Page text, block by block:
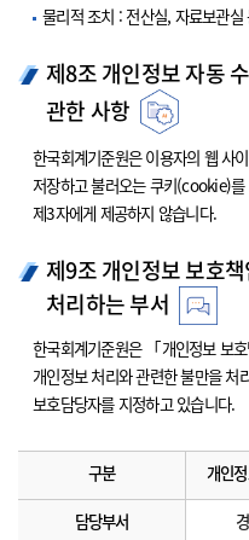
물리적 조치 : 전산실, 자료보관실
제8조 개인정보 자동
관한 사항
한국회계기준원은 이용자의 웹 사
저장하고 불러오는 쿠키(cookie)를
제3자에게 제공하지 않습니다.
제9조 개인정보 보호
처리하는 부서
한국회계기준원은 「개인정보 보
개인정보 처리와 관련한 불만을 처
보호담당자를 지정하고 있습니다.
구분 개인
담당부서